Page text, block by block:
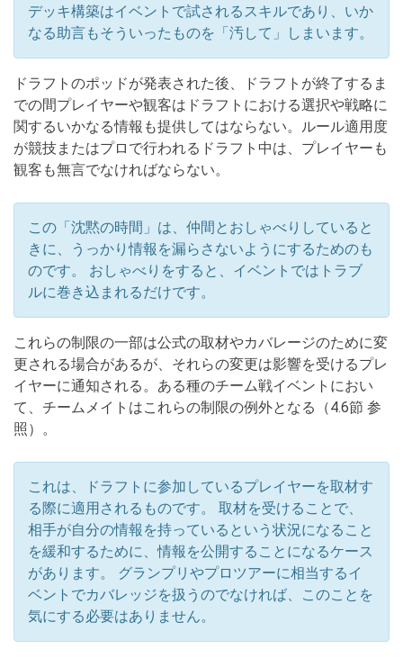
デッキ構築はイベントで試されるスキルであり、いか
なる助言もそういったものを「汚して」しまいます。
ドラフトのポッドが発表された後、ドラフトが終了するま
での間プレイヤーや観客はドラフトにおける選択や戦略に
関するいかなる情報も提供してはならない。ルール適用度
が競技またはプロで行われるドラフト中は、プレイヤーも
観客も無言でなければならない。
この「沈黙の時間」は、仲間とおしゃべりしていると
きに、うっかり情報を漏らさないようにするためのも
のです。 おしゃべりをすると、イベントではトラブ
ルに巻き込まれるだけです。
これらの制限の一部は公式の取材やカバレージのために変
更される場合があるが、それらの変更は影響を受けるプレ
イヤーに通知される。ある種のチーム戦イベントにおい
て、チームメイトはこれらの制限の例外となる（4.6節 参
照）。
これは、ドラフトに参加しているプレイヤーを取材す
る際に適用されるものです。 取材を受けることで、
相手が自分の情報を持っているという状況になること
を緩和するために、情報を公開することになるケース
があります。 グランプリやプロツアーに相当するイ
ベントでカバレッジを扱うのでなければ、このことを
気にする必要はありません。